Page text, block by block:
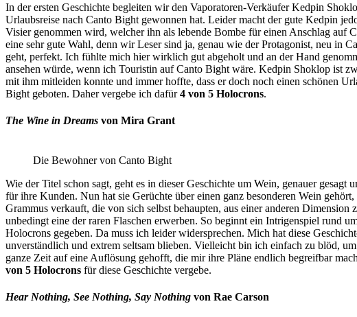
In der ersten Geschichte begleiten wir den Vaporatoren-Verkäufer Kedpin
Urlaubsreise nach Canto Bight gewonnen hat. Leider macht der gute Kedpin
Visier genommen wird, welcher ihn als lebende Bombe für einen Anschlag auf
eine sehr gute Wahl, denn wir Leser sind ja, genau wie der Protagonist, neu in
geht, perfekt. Ich fühlte mich hier wirklich gut abgeholt und an der Hand
ansehen würde, wenn ich Touristin auf Canto Bight wäre. Kedpin Shoklop ist
mit ihm mitleiden konnte und immer hoffte, dass er doch noch einen schönen
Bight geboten. Daher vergebe ich dafür4 von 5 Holocrons.
The Wine in Dreams von Mira Grant
Die Bewohner von Canto Bight
Wie der Titel schon sagt, geht es in dieser Geschichte um Wein, genauer
für ihre Kunden. Nun hat sie Gerüchte über einen ganz besonderen Wein
Grammus verkauft, die von sich selbst behaupten, aus einer anderen
unbedingt eine der raren Flaschen erwerben. So beginnt ein Intrigenspiel rund
Holocrons gegeben. Da muss ich leider widersprechen. Mich hat diese
unverständlich und extrem seltsam blieben. Vielleicht bin ich einfach zu blöd,
ganze Zeit auf eine Auflösung gehofft, die mir ihre Pläne endlich begreifbar
von 5 Holocrons für diese Geschichte vergebe.
Hear Nothing, See Nothing, Say Nothing von Rae Carson